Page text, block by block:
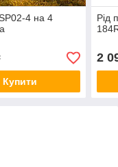
4 на 4
Купити
Рід
2